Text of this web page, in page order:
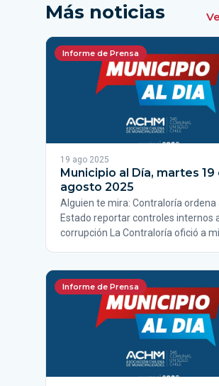
Más noticias
Informe de Prensa
19 ago 2025
Municipio al Día, martes 19
agosto 2025
Alguien te mira: Contraloría ordena
Estado reportar controles internos
corrupción La Contraloría ofició a
Informe de Prensa